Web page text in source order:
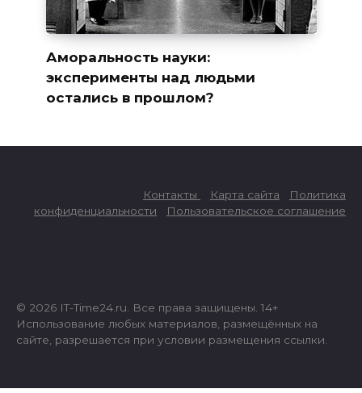
Аморальность науки:
эксперименты над людьми
остались в прошлом?
Контакты Карта сайта
Политика
конфиденциальности
Пользовательское соглашение
© 2026 IT-Time24.ru. Все права защищены. 14+
Использование любых материалов, размещённых на
сайте, разрешается при условии размещения ссылки.